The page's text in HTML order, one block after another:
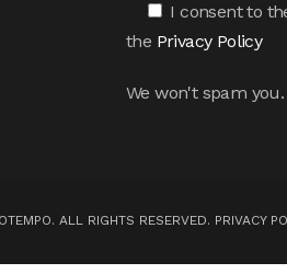
I consent to
the Privacy Policy
We won't spam
ALL RIGHTS RESERVED. PRIVACY